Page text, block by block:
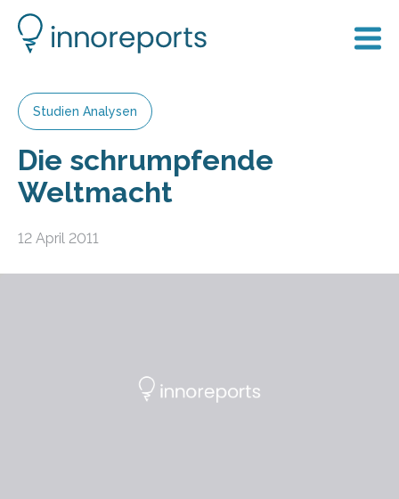
Studien Analysen
Die schrumpfende
Weltmacht
12 April 2011